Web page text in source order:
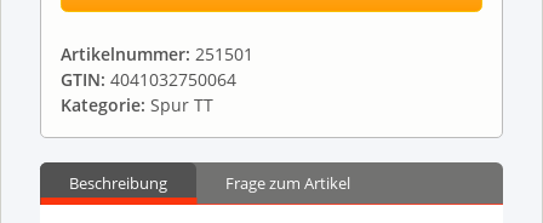
Artikelnummer: 251501
GTIN: 4041032750064
Kategorie: Spur TT
Beschreibung Frage zum Artikel